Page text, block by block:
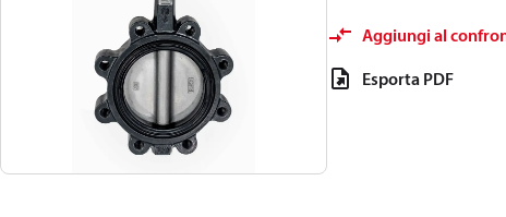
Aggiungi al
Esporta PDF